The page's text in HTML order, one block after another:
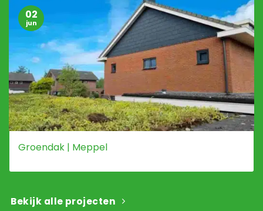
Groendak | Meppel
02
jun
Bekijk alle projecten